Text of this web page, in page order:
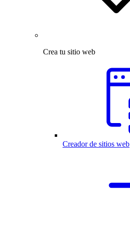
Crea tu sitio web
Creador de sitios web